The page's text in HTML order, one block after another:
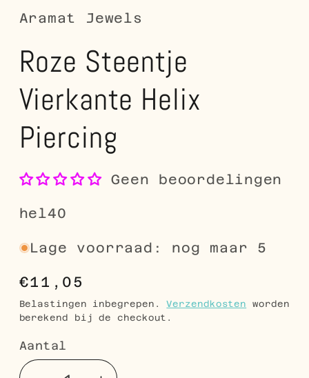
Aramat Jewels
Roze Steentje
Vierkante Helix
Piercing
Geen beoordelingen
SKU:
hel40
Lage voorraad: nog maar 5
Normale
prijs
€11,05
Belastingen inbegrepen.Verzendkosten worden
berekend bij de checkout.
Aantal
Aantal